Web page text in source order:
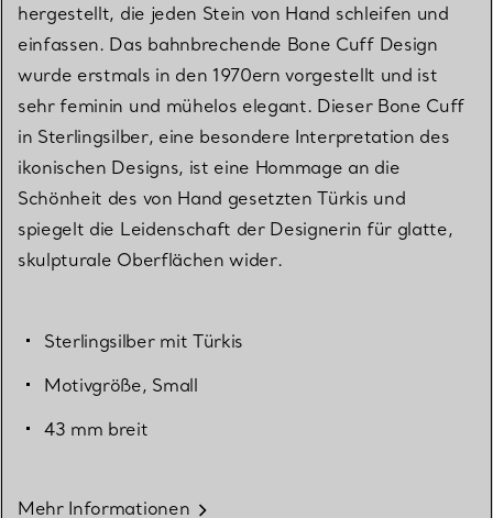
hergestellt, die jeden Stein von Hand schleifen und
einfassen. Das bahnbrechende Bone Cuff Design
wurde erstmals in den 1970ern vorgestellt und ist
sehr feminin und mühelos elegant. Dieser Bone Cuff
in Sterlingsilber, eine besondere Interpretation des
ikonischen Designs, ist eine Hommage an die
Schönheit des von Hand gesetzten Türkis und
spiegelt die Leidenschaft der Designerin für glatte,
skulpturale Oberflächen wider.
Sterlingsilber mit Türkis
Motivgröße, Small
43 mm breit
Mehr Informationen